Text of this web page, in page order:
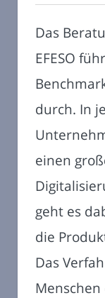
Das
EFESO
durch. In
einen
geht es
die
Das